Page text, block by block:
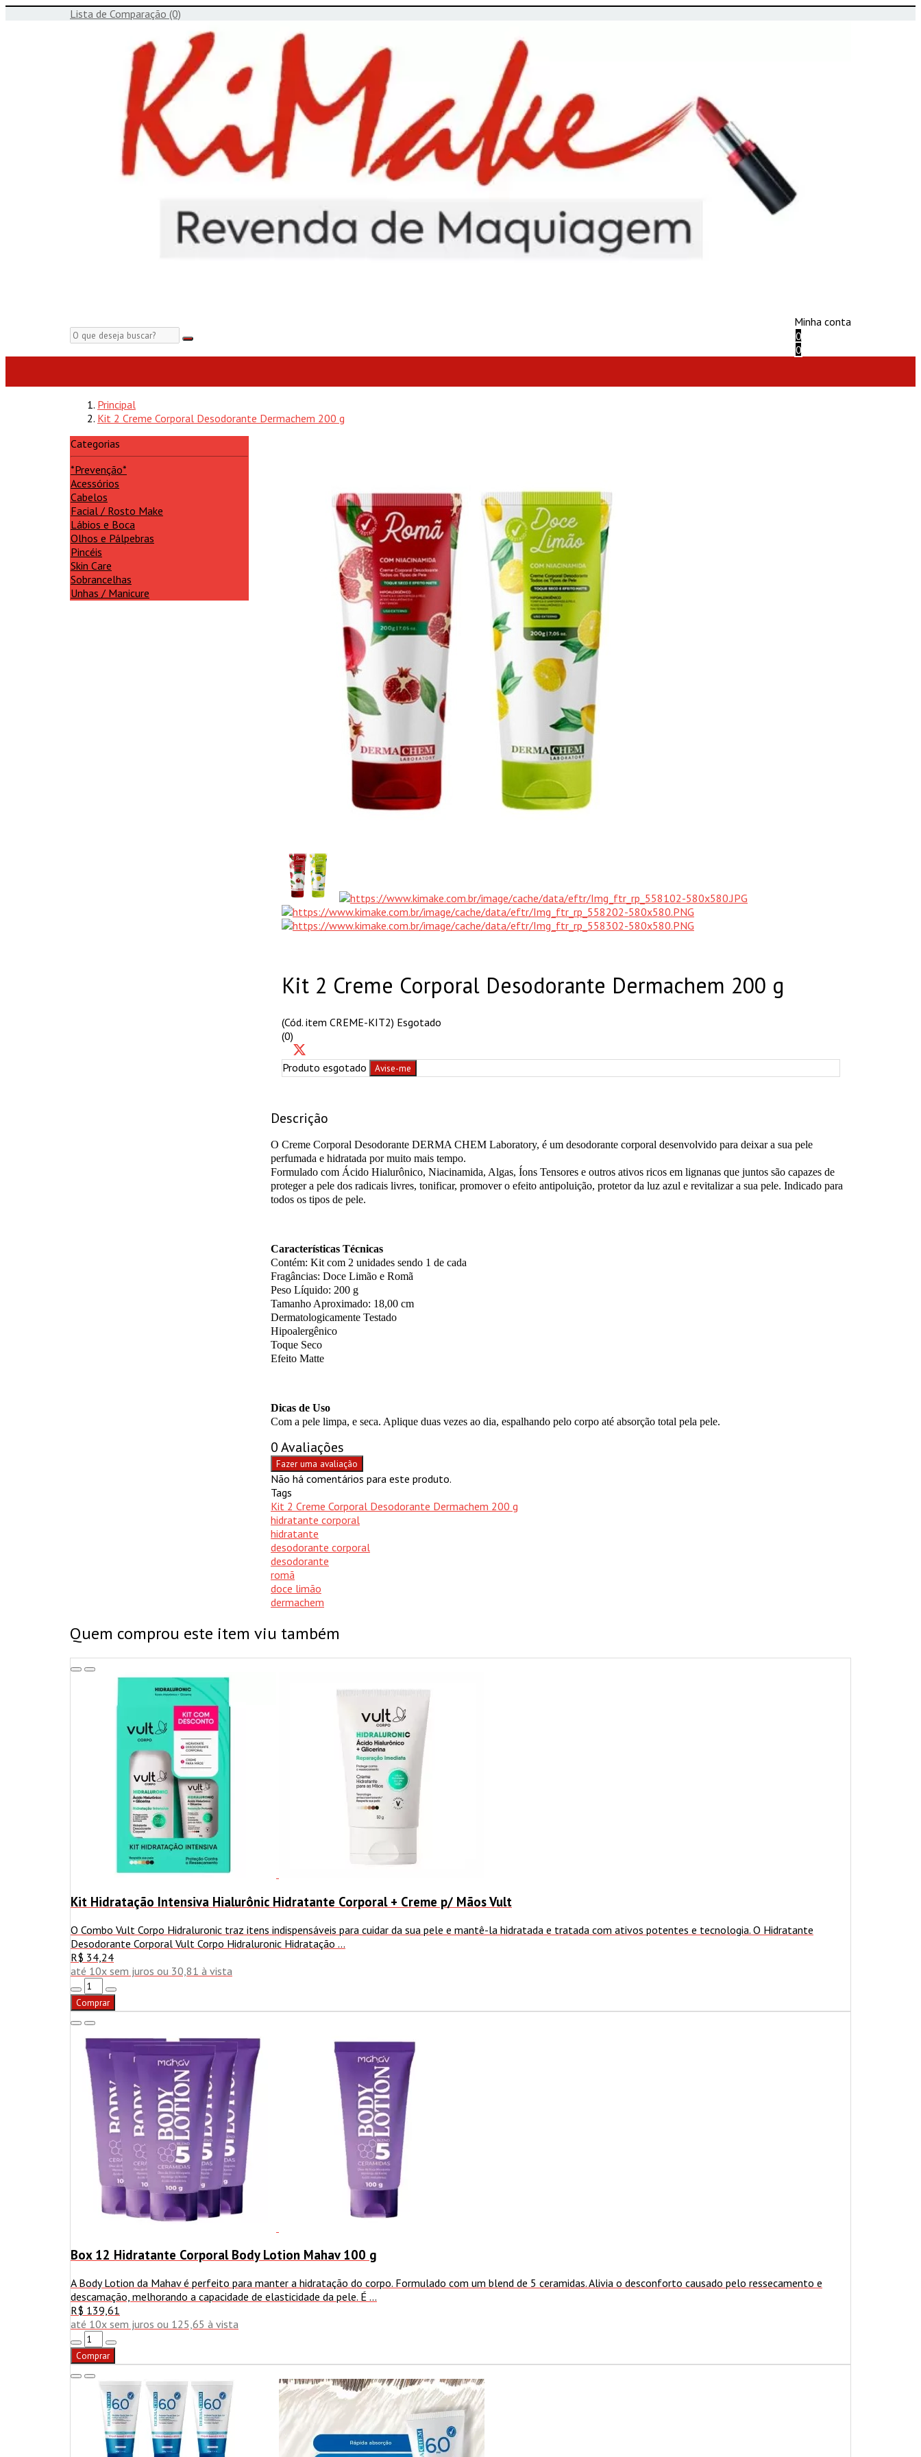
Lista de Comparação (0)
Minha conta
0
0
Principal
Kit 2 Creme Corporal Desodorante Dermachem 200 g
Categorias
*Prevenção*
Acessórios
Cabelos
Facial / Rosto Make
Lábios e Boca
Olhos e Pálpebras
Pincéis
Skin Care
Sobrancelhas
Unhas / Manicure
Kit 2 Creme Corporal Desodorante Dermachem 200 g
(Cód. item CREME-KIT2) Esgotado
(0)
Produto esgotado Avise-me
Descrição
O Creme Corporal Desodorante DERMA CHEM Laboratory, é um desodorante corporal desenvolvido para deixar a sua pele
perfumada e hidratada por muito mais tempo.
Formulado com Ácido Hialurônico, Niacinamida, Algas, Íons Tensores e outros ativos ricos em lignanas que juntos são capazes de
proteger a pele dos radicais livres, tonificar, promover o efeito antipoluição, protetor da luz azul e revitalizar a sua pele. Indicado para
todos os tipos de pele.
Características Técnicas
Contém: Kit com 2 unidades sendo 1 de cada
Fragâncias: Doce Limão e Romã
Peso Líquido: 200 g
Tamanho Aproximado: 18,00 cm
Dermatologicamente Testado
Hipoalergênico
Toque Seco
Efeito Matte
Dicas de Uso
Com a pele limpa, e seca. Aplique duas vezes ao dia, espalhando pelo corpo até absorção total pela pele.
0 Avaliações
Fazer uma avaliação
Não há comentários para este produto.
Tags
Kit 2 Creme Corporal Desodorante Dermachem 200 g
hidratante corporal
hidratante
desodorante corporal
desodorante
romã
doce limão
dermachem
Quem comprou este item viu também
Kit Hidratação Intensiva Hialurônic Hidratante Corporal + Creme p/ Mãos Vult
O Combo Vult Corpo Hidraluronic traz itens indispensáveis para cuidar da sua pele e mantê-la hidratada e tratada com ativos potentes e tecnologia. O Hidratante
Desodorante Corporal Vult Corpo Hidraluronic Hidratação ...
R$ 34,24
até 10x sem juros ou 30,81 à vista
Comprar
Box 12 Hidratante Corporal Body Lotion Mahav 100 g
A Body Lotion da Mahav é perfeito para manter a hidratação do corpo. Formulado com um blend de 5 ceramidas. Alivia o desconforto causado pelo ressecamento e
descamação, melhorando a capacidade de elasticidade da pele. É ...
R$ 139,61
até 10x sem juros ou 125,65 à vista
Comprar